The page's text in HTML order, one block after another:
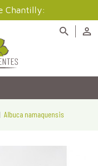
Chantilly:


Albuca namaquensis